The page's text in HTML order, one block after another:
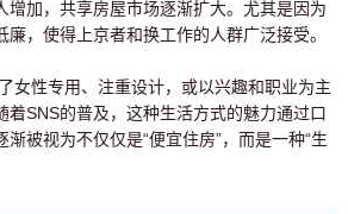
增加，共享房屋市场逐渐扩大。尤其是因为
，使得上京者和换工作的人群广泛接受。
女性专用、注重设计，或以兴趣和职业为主
着SNS的普及，这种生活方式的魅力通过口
被视为不仅仅是“便宜住房”，而是一种“生